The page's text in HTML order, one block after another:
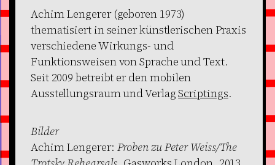
Achim Lengerer (geboren 1973)
thematisiert in seiner künstlerischen Praxis
verschiedene Wirkungs- und
Funktionsweisen von Sprache und Text.
Seit 2009 betreibt er den mobilen
Ausstellungsraum und VerlagScriptings.
Bilder
Achim Lengerer: Proben zu Peter Weiss/The